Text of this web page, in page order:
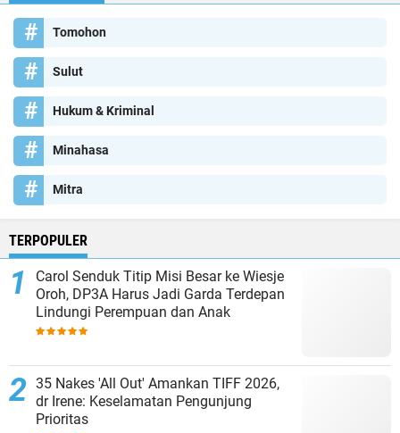
Tomohon
Sulut
Hukum & Kriminal
Minahasa
Mitra
TERPOPULER
Carol Senduk Titip Misi Besar ke Wiesje
Oroh, DP3A Harus Jadi Garda Terdepan
Lindungi Perempuan dan Anak
35 Nakes 'All Out' Amankan TIFF 2026,
dr Irene: Keselamatan Pengunjung
Prioritas